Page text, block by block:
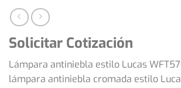
Solicitar Cotización
Lámpara antiniebla estilo Lucas
lámpara antiniebla cromada estilo